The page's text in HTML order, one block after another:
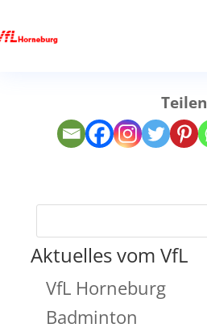
Teilen
Aktuelles vom VfL
VfL Horneburg
Badminton